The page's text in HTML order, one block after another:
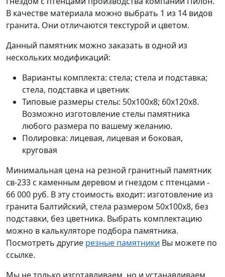
В качестве материала можно выбрать 1 из 14 видов
гранита. Они отличаются текстурой и цветом.
Данный памятник можно заказать в одной из
нескольких модификаций:
Варианты комплекта: стела; стела и подставка;
стела, подставка и цветник
Типовые размеры стелы: 50х100х8; 60х120х8.
Возможно изготовление стелы памятника
любого размера по вашему желанию.
Полировка: лицевая, лицевая и боковая,
круговая
Минимальная цена на резной гранитный памятник
св-233 с каменным деревом и гнездом с птенцами -
66 000 руб. В эту стоимость входит: изготовление из
гранита Балтийский, стела размером 50х100х8, без
подставки, без цветника. Выбрать комплектацию
можно в калькуляторе подбора памятника.
Посмотреть другие резные памятники Вы можете по
ссылке.